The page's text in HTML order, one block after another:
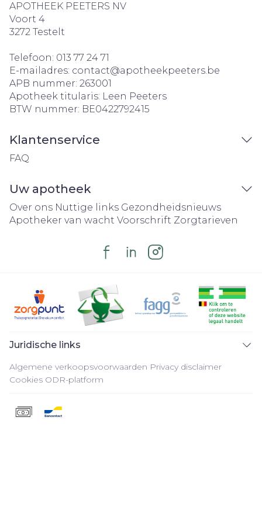
APOTHEEK PEETERS NV
Voort 4
3272 Testelt
Telefoon: 013 77 24 71
E-mailadres: contact@apotheekpeeters.be
APB nummer: 263001
Apotheek titularis: Leen Peeters
BTW nummer: BE0422792415
Klantenservice
FAQ
Uw apotheek
Over ons Nuttige links Gezondheidsnieuws
Apotheker van wacht Voorschrift Zorgtarieven
Juridische links
Algemene verkoopsvoorwaarden Privacy disclaimer
Cookies ODR-platform